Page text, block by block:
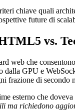
chiave quali
future di
vs.
web che
dalla GPU e
frazione di
esterno che
ma richiedono